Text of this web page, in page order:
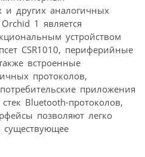
других аналогичных
1 является
устройством
CSR1010, периферийные
встроенные
протоколов,
приложения
Bluetooth-протоколов,
позволяют легко
существующее